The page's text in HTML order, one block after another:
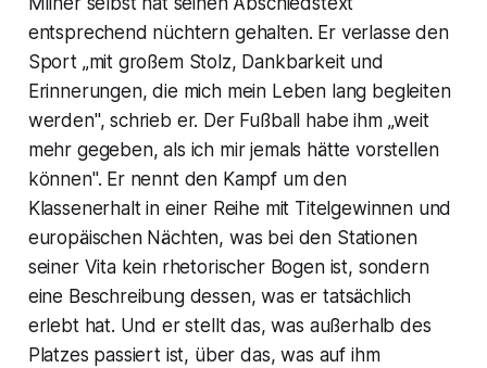
entsprechend nüchtern gehalten. Er verlasse den
Sport „mit großem Stolz, Dankbarkeit und
Erinnerungen, die mich mein Leben lang begleiten
werden", schrieb er. Der Fußball habe ihm „weit
mehr gegeben, als ich mir jemals hätte vorstellen
können". Er nennt den Kampf um den
Klassenerhalt in einer Reihe mit Titelgewinnen und
europäischen Nächten, was bei den Stationen
seiner Vita kein rhetorischer Bogen ist, sondern
eine Beschreibung dessen, was er tatsächlich
erlebt hat. Und er stellt das, was außerhalb des
Platzes passiert ist, über das, was auf ihm